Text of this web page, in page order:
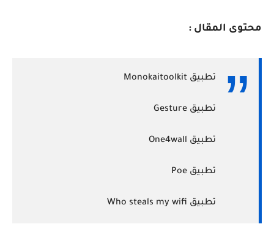
محتوى المقال :
تطبيق Monokaitoolkit
تطبيق Gesture
تطبيق One4wall
تطبيق Poe
تطبيق Who steals my wifi